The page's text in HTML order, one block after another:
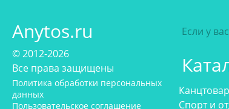
Anytos.ru
© 2012-2026
Все права защищены
Политика обработки персональных
данных
Пользовательское соглашение
Если у
Спорт и